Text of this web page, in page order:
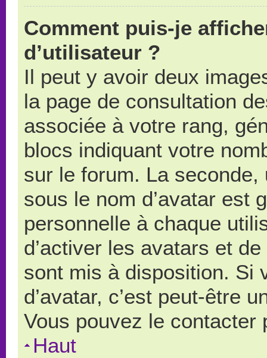
Comment puis-je
d’utilisateur ?
Il peut y avoir deux
la page de consultation
associée à votre rang,
blocs indiquant votre
sur le forum. La
sous le nom d’avatar est
personnelle à chaque
d’activer les avatars et
sont mis à disposition. Si
d’avatar, c’est peut-être
Vous pouvez le contacter
Haut